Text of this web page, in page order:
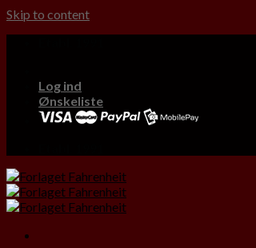
Skip to content
Log ind
Ønskeliste